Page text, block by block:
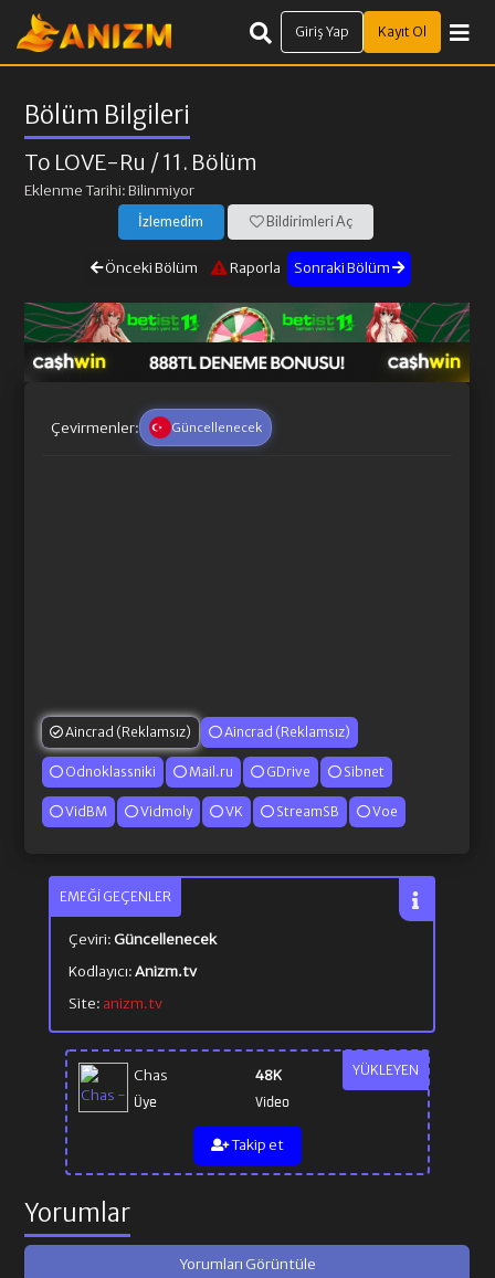
Giriş Yap Kayıt Ol
Bölüm Bilgileri
To LOVE-Ru / 11. Bölüm
Eklenme Tarihi: Bilinmiyor
İzlemedim Bildirimleri Aç
Önceki Bölüm Raporla Sonraki Bölüm
Çevirmenler: Güncellenecek
Aincrad (Reklamsız) Aincrad (Reklamsız)
Odnoklassniki Mail.ru GDrive Sibnet
VidBM Vidmoly VK StreamSB Voe
YÜKLEYEN
Chas
Üye
48K
Video
Takip et
EMEĞI GEÇENLER
Çeviri: Güncellenecek
Kodlayıcı:Anizm.tv
Site: anizm.tv
Yorumlar
Yorumları Görüntüle